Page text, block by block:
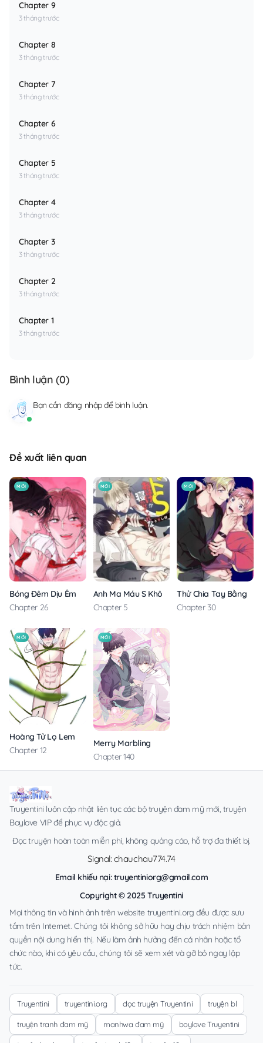
Chapter 9
3 tháng trước
Chapter 8
3 tháng trước
Chapter 7
3 tháng trước
Chapter 6
3 tháng trước
Chapter 5
3 tháng trước
Chapter 4
3 tháng trước
Chapter 3
3 tháng trước
Chapter 2
3 tháng trước
Chapter 1
3 tháng trước
Bình luận (0)
Bạn cần đăng nhậpđể bình luận.
Đề xuất liên quan
MỚI
Bóng Đêm Dịu Êm
Chapter 26
MỚI
Anh Ma Máu S Không Cho Tôi Ngủ Yên
Chapter 5
MỚI
Thử Chia Tay Bằng
Chapter 30
MỚI
Hoàng Tử Lọ Lem
Chapter 12
MỚI
Merry Marbling
Chapter 140
Truyentini luôn cập nhật liên tục các bộ truyện đam mỹ mới, truyện
Boylove VIP để phục vụ độc giả.
Đọc truyện hoàn toàn miễn phí, không quảng cáo, hỗ trợ đa thiết bị.
Signal: chauchau774.74
Email khiếu nại:truyentiniorg@gmail.com
Copyright © 2025 Truyentini
Mọi thông tin và hình ảnh trên website truyentini.org đều được sưu
tầm trên Internet. Chúng tôi không sở hữu hay chịu trách nhiệm bản
quyền nội dung hiển thị. Nếu làm ảnh hưởng đến cá nhân hoặc tổ
chức nào, khi có yêu cầu, chúng tôi sẽ xem xét và gỡ bỏ ngay lập
tức.
Truyentini truyentini.org đọc truyện Truyentini truyện bl
truyện tranh đam mỹ manhwa đam mỹ boylove Truyentini